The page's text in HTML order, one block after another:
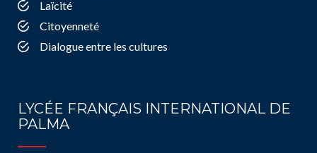
Laïcité
Citoyenneté
Dialogue entre les cultures
LYCÉE FRANÇAIS INTERNATIONAL DE
PALMA